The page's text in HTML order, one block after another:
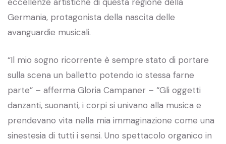
Germania, protagonista della nascita delle
avanguardie musicali.
“Il mio sogno ricorrente è sempre stato di portare
sulla scena un balletto potendo io stessa farne
parte” – afferma Gloria Campaner – “Gli oggetti
danzanti, suonanti, i corpi si univano alla musica e
prendevano vita nella mia immaginazione come una
sinestesia di tutti i sensi. Uno spettacolo organico in